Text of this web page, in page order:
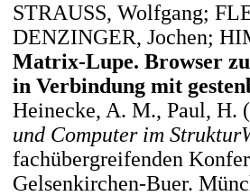
STRAUSS, Wolfgang;
DENZINGER, Jochen;
Matrix-Lupe. Browser
in Verbindung mit
Heinecke, A. M., Paul, H.
und Computer im
fachübergreifenden
Gelsenkirchen-Buer.